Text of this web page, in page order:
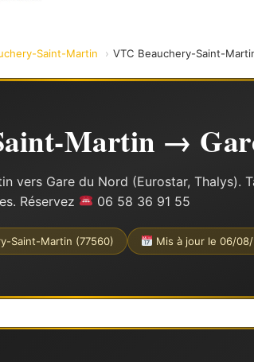
Saint-Martin VTC Beauchery-Saint-
Martin →
vers Gare du Nord (Eurostar, Thalys).
Réservez
06 58 36 91 55
Saint-Martin (77560) Mis à jour le 06/